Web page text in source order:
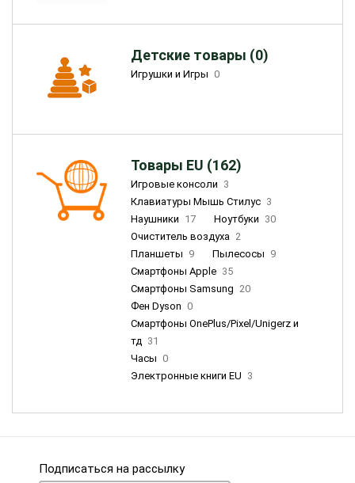
Детские товары (0)
Игрушки и Игры 0
Товары EU (162)
Игровые консоли 3
Клавиатуры Мышь Стилус 3
Наушники 17 Ноутбуки 30
Очиститель воздуха 2
Планшеты 9 Пылесосы 9
Смартфоны Apple 35
Смартфоны Samsung 20
Фен Dyson 0
Смартфоны OnePlus/Pixel/Unigerz и
тд 31
Часы 0
Электронные книги EU 3
Подписаться на рассылку